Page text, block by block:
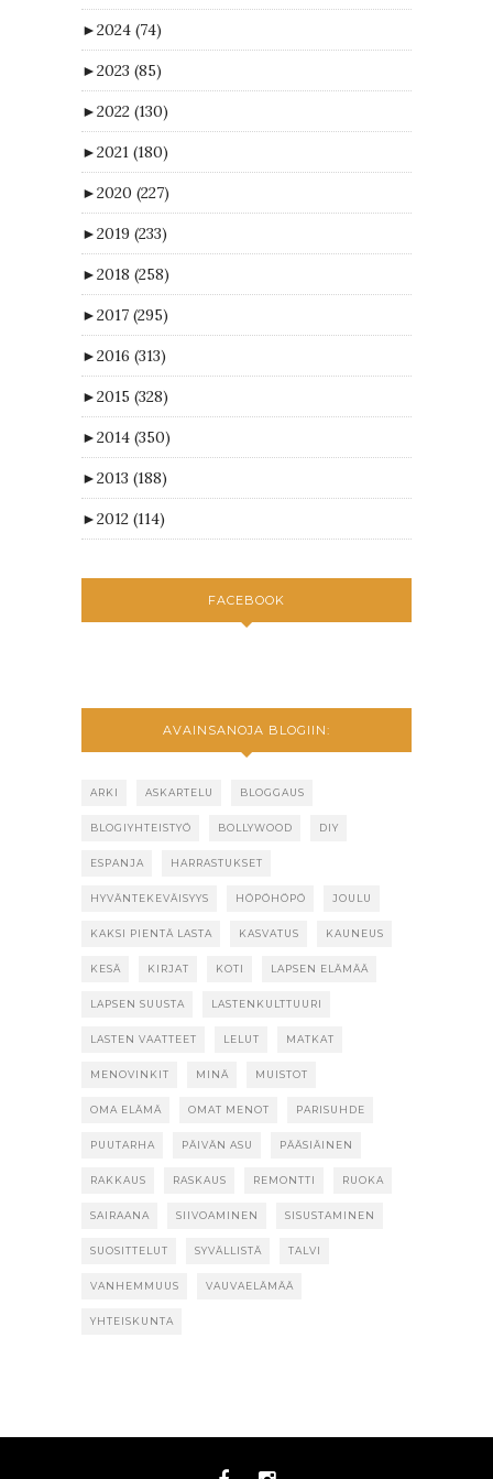
►2024 (74)
►2023 (85)
►2022 (130)
►2021 (180)
►2020 (227)
►2019 (233)
►2018 (258)
►2017 (295)
►2016 (313)
►2015 (328)
►2014 (350)
►2013 (188)
►2012 (114)
FACEBOOK
AVAINSANOJA BLOGIIN:
ARKI ASKARTELU BLOGGAUS
BLOGIYHTEISTYÖ BOLLYWOOD DIY
ESPANJA HARRASTUKSET
HYVÄNTEKEVÄISYYS HÖPÖHÖPÖ JOULU
KAKSI PIENTÄ LASTA KASVATUS KAUNEUS
KESÄ KIRJAT KOTI LAPSEN ELÄMÄÄ
LAPSEN SUUSTA LASTENKULTTUURI
LASTEN VAATTEET LELUT MATKAT
MENOVINKIT MINÄ MUISTOT
OMA ELÄMÄ OMAT MENOT PARISUHDE
PUUTARHA PÄIVÄN ASU PÄÄSIÄINEN
RAKKAUS RASKAUS REMONTTI RUOKA
SAIRAANA SIIVOAMINEN SISUSTAMINEN
SUOSITTELUT SYVÄLLISTÄ TALVI
VANHEMMUUS VAUVAELÄMÄÄ
YHTEISKUNTA